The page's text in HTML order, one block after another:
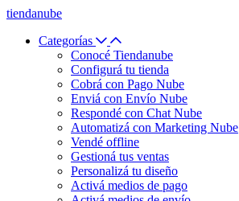
tiendanube
Categorías
Conocé Tiendanube
Configurá tu tienda
Cobrá con Pago Nube
Enviá con Envío Nube
Respondé con Chat Nube
Automatizá con Marketing Nube
Vendé offline
Gestioná tus ventas
Personalizá tu diseño
Activá medios de pago